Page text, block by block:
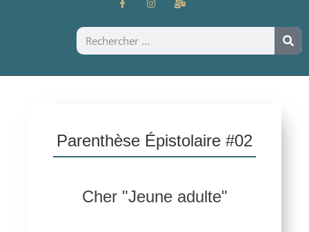
Parenthèse Épistolaire #02
Cher "Jeune adulte"